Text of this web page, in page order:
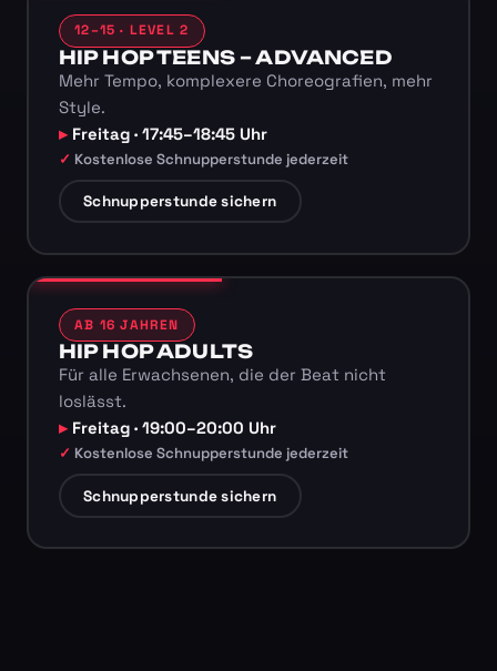
12–15 · LEVEL 2
HIP HOP TEENS – ADVANCED
Mehr Tempo, komplexere Choreografien, mehr
Style.
Freitag · 17:45–18:45 Uhr
Kostenlose Schnupperstunde jederzeit
Schnupperstunde sichern
AB 16 JAHREN
HIP HOP ADULTS
Für alle Erwachsenen, die der Beat nicht
loslässt.
Freitag · 19:00–20:00 Uhr
Kostenlose Schnupperstunde jederzeit
Schnupperstunde sichern